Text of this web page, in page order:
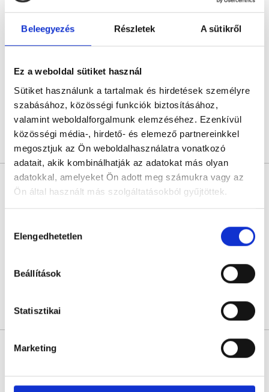
Beleegyezés Részletek A sütikről
Ez a weboldal sütiket használ
Sütiket használunk a tartalmak és hirdetések személyre
szabásához, közösségi funkciók biztosításához,
valamint weboldalforgalmunk elemzéséhez. Ezenkívül
közösségi média-, hirdető- és elemező partnereinkkel
megosztjuk az Ön weboldalhasználatra vonatkozó
adatait, akik kombinálhatják az adatokat más olyan
adatokkal, amelyeket Ön adott meg számukra vagy az
Ön által használt más szolgáltatásokból gyűjtöttek.
szabályzat:https://foglaljorvost.hu/info/foglaljorvost-
kiválasztása
Elengedhetetlen
Beállítások
Statisztikai
Marketing
Papp Tamás
Pszichológus
Online konzultáció
Következő időpont: augusztus 12.
Árlista Összes időpont
Fonyódi Ákos
Pszichológus
4.9
11 értékelés
Árlista Profil
0.0